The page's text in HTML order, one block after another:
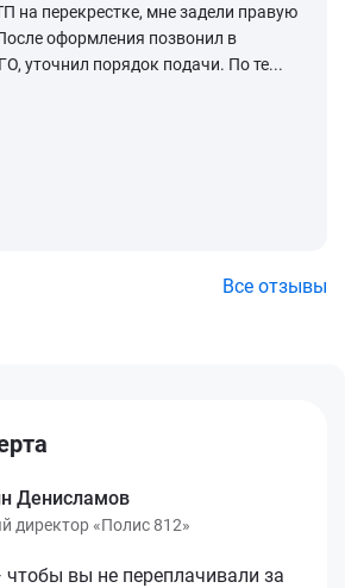
на перекрестке, мне задели правую
оформления позвонил в
уточнил порядок подачи. По те...
Все отзывы
Денисламов
директор «Полис 812»
вы не переплачивали за